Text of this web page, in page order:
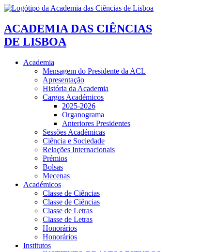
ACADEMIA DAS CIÊNCIAS
DE LISBOA
Academia
Mensagem do Presidente da ACL
Apresentação
História da Academia
Cargos Académicos
2025-2026
Organograma
Anteriores Presidentes
Sessões Académicas
Ciência e Sociedade
Relações Internacionais
Prémios
Bolsas
Mecenas
Académicos
Classe de Ciências
Classe de Ciências
Classe de Letras
Classe de Letras
Honorários
Honorários
Institutos